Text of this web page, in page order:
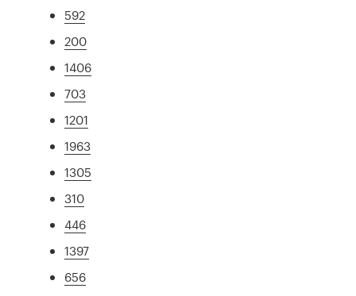
592
200
1406
703
1201
1963
1305
310
446
1397
656